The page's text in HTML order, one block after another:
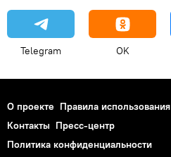
Telegram OK
О проекте Правила использования
Контакты Пресс-центр
Политика конфиденциальности